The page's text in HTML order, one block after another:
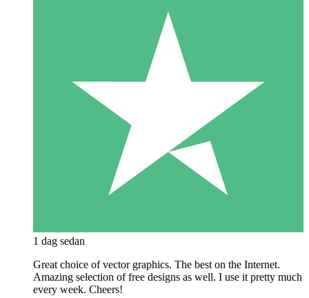
1 dag sedan
Great choice of vector graphics. The best on the Internet.
Amazing selection of free designs as well. I use it pretty much
every week. Cheers!